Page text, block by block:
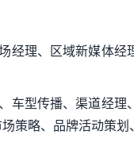
经理、区域新媒体
车型传播、渠道经
策略、品牌活动策